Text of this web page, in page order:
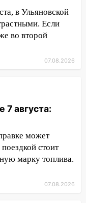
град
иномарку
7
и
в Ульяновской
Если
во второй
07.08.2026
7 августа:
может
стоит
марку топлива.
07.08.2026